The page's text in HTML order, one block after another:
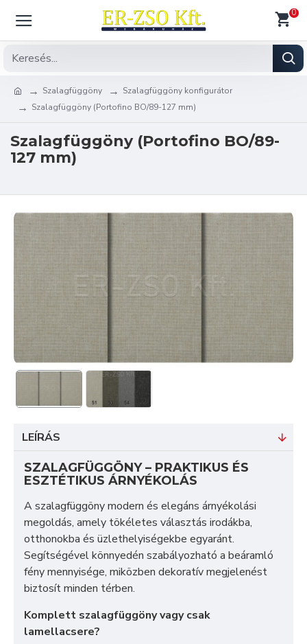
0
Szalagfüggöny
Szalagfüggöny konfigurátor
Szalagfüggöny (Portofino BO/89-127 mm)
Szalagfüggöny (Portofino BO/89-
127 mm)
LEÍRÁS
SZALAGFÜGGÖNY – PRAKTIKUS ÉS
ESZTÉTIKUS ÁRNYÉKOLÁS
A szalagfüggöny modern és elegáns árnyékolási
megoldás, amely tökéletes választás irodákba,
otthonokba és üzlethelyiségekbe egyaránt.
Segítségével könnyedén szabályozható a beáramló
fény mennyisége, miközben dekoratív megjelenést
biztosít minden térben.
Komplett szalagfüggöny vagy csak
lamellacsere?